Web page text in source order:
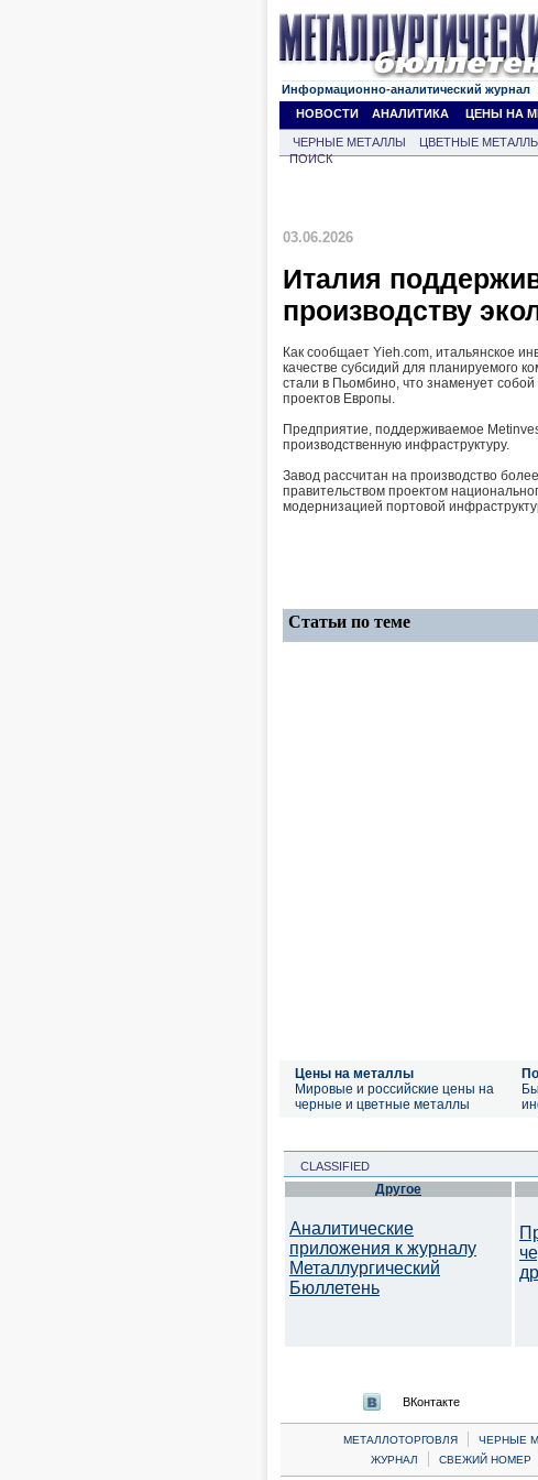
Информационно-аналитический журнал
НОВОСТИ
АНАЛИТИКА ЦЕНЫ НА
ЧЕРНЫЕ МЕТАЛЛЫ ЦВЕТНЫЕ
ПОИСК
03.06.2026
Италия
производству
Как сообщает Yieh.com, итальянское
качестве субсидий для планируемого
стали в Пьомбино, что знаменует
проектов Европы.
Предприятие, поддерживаемое
производственную инфраструктуру.
Завод рассчитан на производство
правительством проектом
модернизацией портовой
Статьи по теме
Цены на металлы
Мировые и российские цены на
черные и цветные металлы
CLASSIFIED
Другое
Аналитические
приложения к журналу
Металлургический
Бюллетень
ВКонтакте
МЕТАЛЛОТОРГОВЛЯ | ЧЕРНЫЕ
ЖУРНАЛ
| СВЕЖИЙ НОМЕР